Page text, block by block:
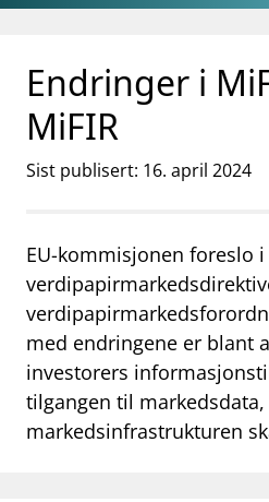
Gå til hovedinnhold
Gå til søkesiden
Endringer i
MiFIR
Sist publisert: 16. april 2024
EU-kommisjonen foreslo
med endringene er blant
investorers
tilgangen til
markedsinfrastrukturen